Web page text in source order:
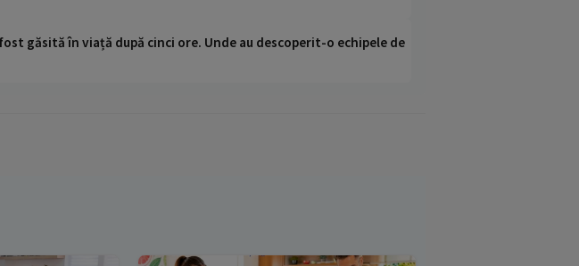
găsită în viață după cinci ore. Unde au descoperit-o echipele de